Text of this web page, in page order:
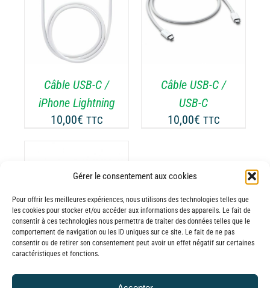
Gérer le consentement aux cookies
Pour offrir les meilleures expériences, nous utilisons des technologies telles que
les cookies pour stocker et/ou accéder aux informations des appareils. Le fait de
consentir à ces technologies nous permettra de traiter des données telles que le
comportement de navigation ou les ID uniques sur ce site. Le fait de ne pas
consentir ou de retirer son consentement peut avoir un effet négatif sur certaines
caractéristiques et fonctions.
Câble USB-C /
iPhone Lightning
10,00€ TTC
PANIER
DÉTAILS
Câble USB-C /
USB-C
10,00€ TTC